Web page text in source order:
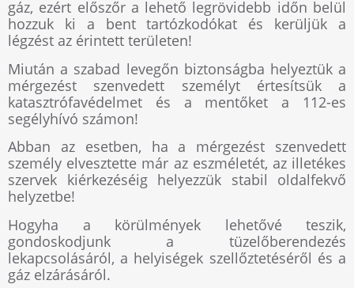
gáz, ezért előszőr a lehető legrövidebb időn belül
hozzuk ki a bent tartózkodókat és kerüljük a
légzést az érintett területen!
Miután a szabad levegőn biztonságba helyeztük a
mérgezést szenvedett személyt értesítsük a
katasztrófavédelmet és a mentőket a 112-es
segélyhívó számon!
Abban az esetben, ha a mérgezést szenvedett
személy elvesztette már az eszméletét, az illetékes
szervek kiérkezéséig helyezzük stabil oldalfekvő
helyzetbe!
Hogyha a körülmények lehetővé teszik,
gondoskodjunk a tüzelőberendezés
lekapcsolásáról, a helyiségek szellőztetéséről és a
gáz elzárásáról.